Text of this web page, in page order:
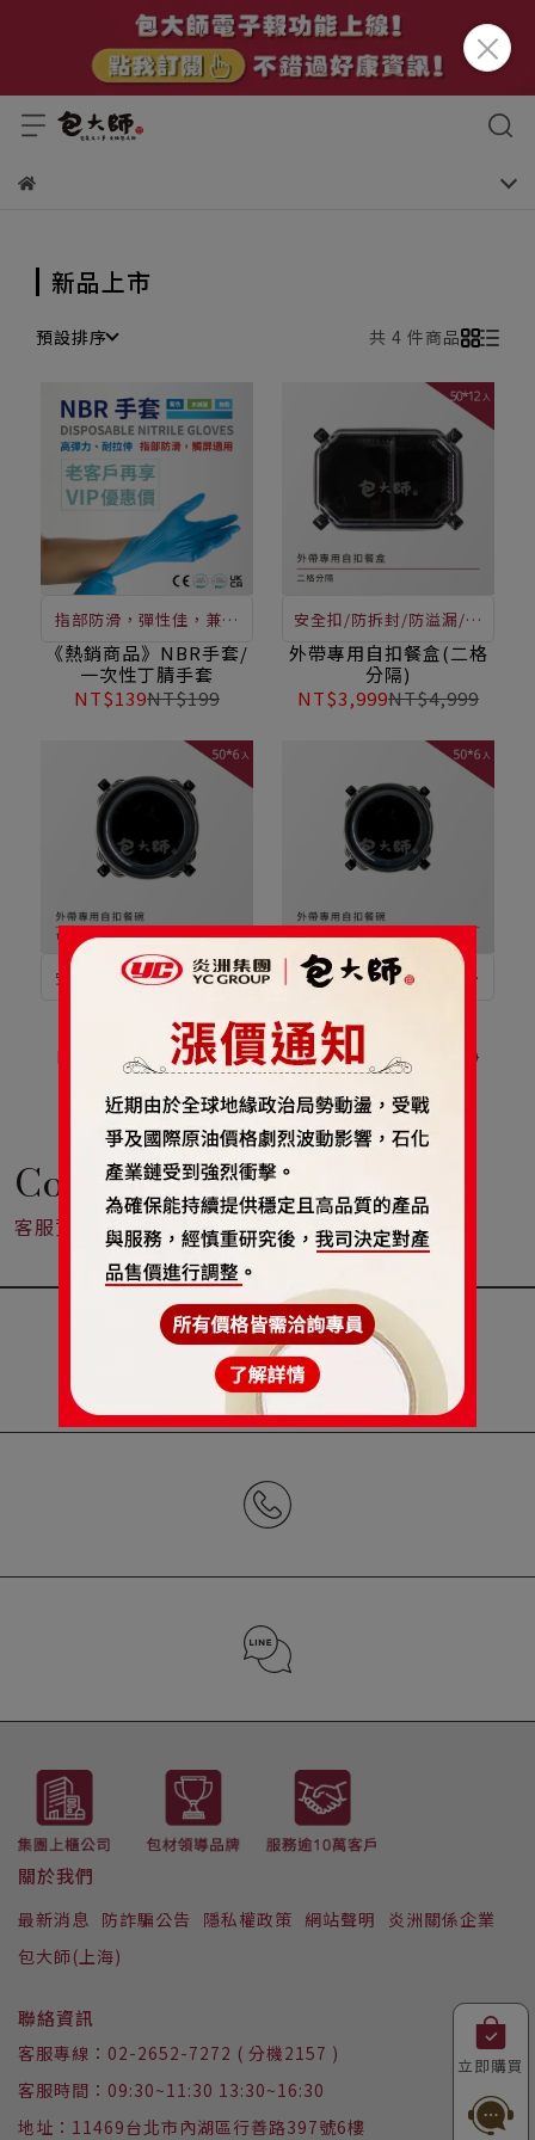
新品上市
預設排序 共 4 件商品
指部防滑，彈性佳，兼具
高靈敏度，可觸控螢幕，
耐化學及油脂，為您的雙
手打造最強防護！價格極
優，歡迎洽詢
《熱銷商品》NBR手套/
一次性丁腈手套
NT$139NT$199
安全扣/防拆封/防溢漏/高
密合保鮮/ 透亮美觀，便
當、燴飯均適用。
外帶專用自扣餐盒(二格
分隔)
NT$3,999NT$4,999
安全扣設計，解決一般餐
盛裝便當、燴飯、湯麵 /
加熱即食好便利
(1200ml)
NT$3,399 NT$4,249
安全扣設計，解決一般餐
盛裝便當、燴飯、湯麵 /
加熱即食好便利。
(900ml)
NT$3,199 NT$3,999
Contact
客服資訊
LINE ID : @223iwizi
02-2652-7272 (分機2157)
CONTACT US
立即購買
關於我們
最新消息 防詐騙公告 隱私權政策 網站聲明
炎洲關係企業
包大師(上海)
聯絡資訊
客服專線：02-2652-7272 ( 分機2157 )
客服時間：09:30~11:30 13:30~16:30
地址：11469台北市內湖區行善路397號6樓